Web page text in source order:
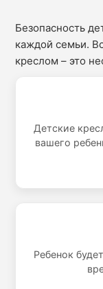
Безопасность
каждой семьи.
креслом – это
Детские
вашего
Ребенок